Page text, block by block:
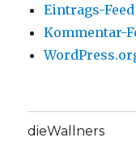
Eintrags-Feed
Kommentar-
dieWallners